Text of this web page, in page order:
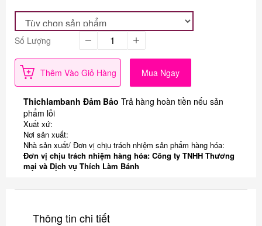
Số Lượng
Thêm Vào Giỏ Hàng Mua Ngay
Thichlambanh Đảm Bảo Trả hàng hoàn tiền nếu sản
phẩm lỗi
Xuất xứ:
Nơi sản xuất:
Nhà sản xuất/ Đơn vị chịu trách nhiệm sản phẩm hàng hóa:
Đơn vị chịu trách nhiệm hàng hóa: Công ty TNHH Thương
mại và Dịch vụ Thích Làm Bánh
Thông tin chi tiết